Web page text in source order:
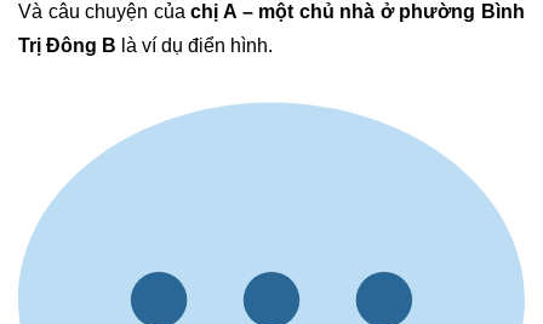
Và câu chuyện củachị A – một chủ nhà ở phường Bình
Trị Đông B là ví dụ điển hình.